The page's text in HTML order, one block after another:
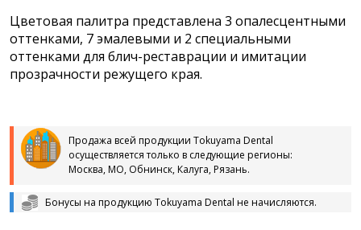
Цветовая палитра представлена 3 опалесцентными
оттенками, 7 эмалевыми и 2 специальными
оттенками для блич-реставрации и имитации
прозрачности режущего края.
Продажа всей продукции Tokuyama Dental
осуществляется только в следующие регионы:
Москва, МО, Обнинск, Калуга, Рязань.
Бонусы на продукцию Tokuyama Dental не начисляются.